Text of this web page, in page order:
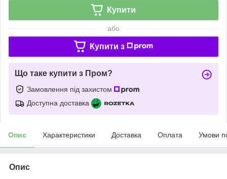
Купити
або
Купити з
Що таке купити з Пром?
Замовлення під захистом
Доступна доставка
Опис Характеристики Доставка Оплата Умови
Опис